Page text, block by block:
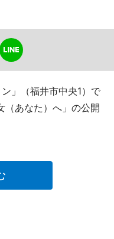
」（福井市中央1）で
（あなた）へ」の公開